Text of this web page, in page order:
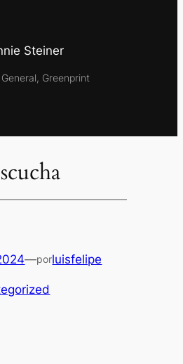
Steiner
Greenprint
—porluisfelipe